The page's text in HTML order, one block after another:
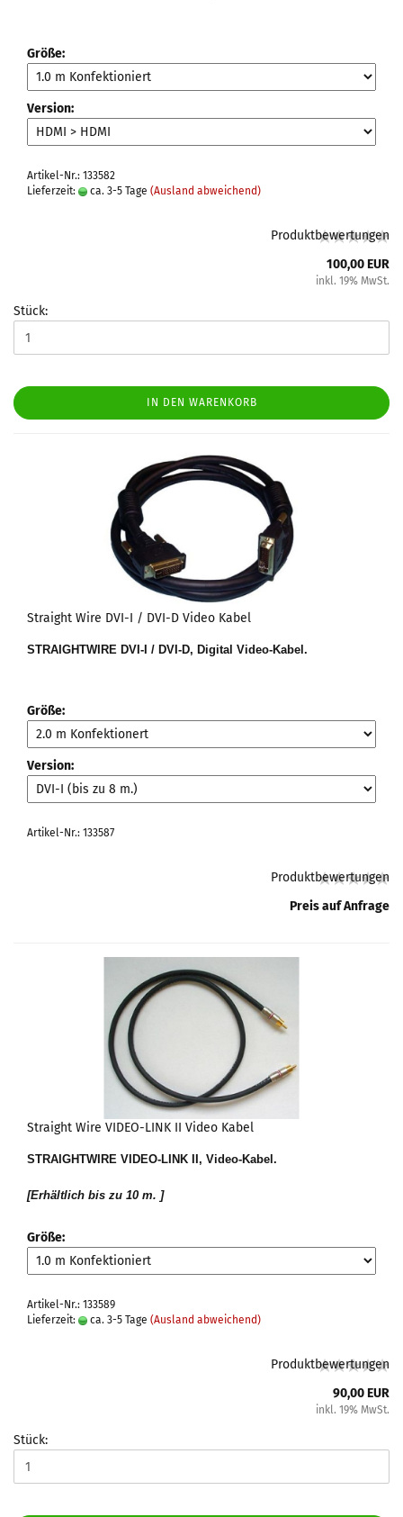
Größe:
Version:
Artikel-Nr.: 133582
Lieferzeit:
ca. 3-5 Tage (Ausland abweichend)
Produktbewertungen
100,00 EUR
inkl. 19% MwSt.
Stück:
IN DEN WARENKORB
Straight Wire DVI-I / DVI-D Video Kabel
STRAIGHTWIRE DVI-I / DVI-D, Digital Video-Kabel.
Größe:
Version:
Artikel-Nr.: 133587
Produktbewertungen
Preis auf Anfrage
Straight Wire VIDEO-LINK II Video Kabel
STRAIGHTWIRE VIDEO-LINK II, Video-Kabel.
[Erhältlich bis zu 10 m. ]
Größe:
Artikel-Nr.: 133589
Lieferzeit:
ca. 3-5 Tage (Ausland abweichend)
Produktbewertungen
90,00 EUR
inkl. 19% MwSt.
Stück: